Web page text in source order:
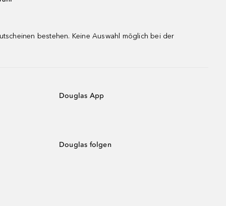
bestehen. Keine Auswahl möglich bei der
Douglas App
Douglas folgen